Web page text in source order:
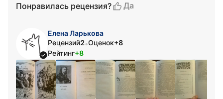
Понравилась рецензия?
Да
Елена Ларькова
Рецензий2•Оценок+8
Рейтинг+8